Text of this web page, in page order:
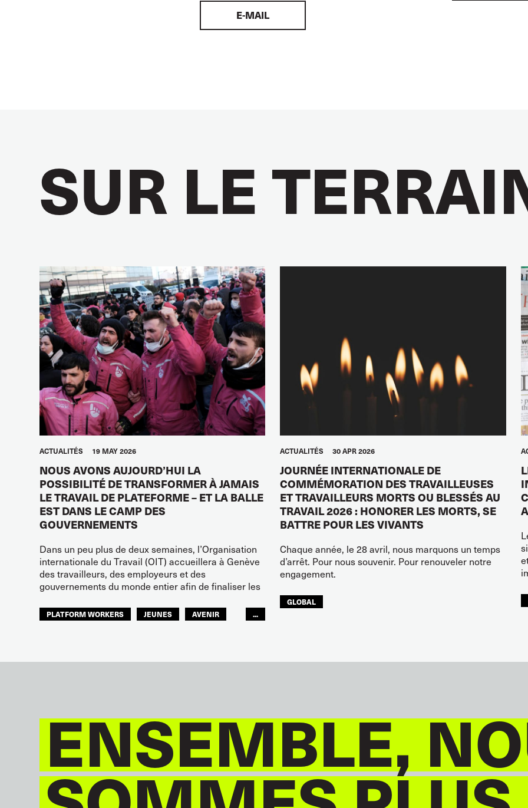
E-MAIL
SUR LE
ACTUALITÉS 19 MAY 2026
NOUS AVONS AUJOURD’HUI LA
POSSIBILITÉ DE TRANSFORMER À JAMAIS
LE TRAVAIL DE PLATEFORME – ET LA BALLE
EST DANS LE CAMP DES
GOUVERNEMENTS
Dans un peu plus de deux semaines, l’Organisation
internationale du Travail (OIT) accueillera à Genève
des travailleurs, des employeurs et des
gouvernements du monde entier afin de finaliser les
PLATFORM WORKERS JEUNES
AVENIR
...
ACTUALITÉS 30 APR 2026
JOURNÉE INTERNATIONALE DE
COMMÉMORATION DES TRAVAILLEUSES
ET TRAVAILLEURS MORTS OU BLESSÉS AU
TRAVAIL 2026 : HONORER LES MORTS, SE
BATTRE POUR LES VIVANTS
Chaque année, le 28 avril, nous marquons un temps
d’arrêt. Pour nous souvenir. Pour renouveler notre
engagement.
GLOBAL
ENSEMBLE,